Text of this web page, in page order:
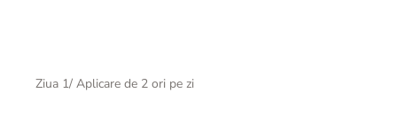
Ziua 1/ Aplicare de 2 ori pe zi